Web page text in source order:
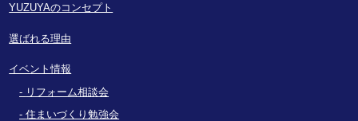
YUZUYAのコンセプト
選ばれる理由
イベント情報
リフォーム相談会
住まいづくり勉強会